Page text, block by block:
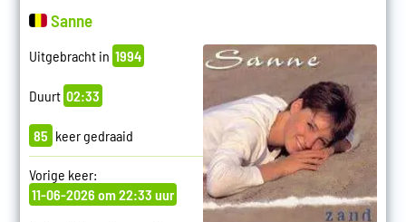
Sanne
Uitgebracht in 1994
Duurt 02:33
85 keer gedraaid
Vorige keer:
11-06-2026 om 22:33 uur